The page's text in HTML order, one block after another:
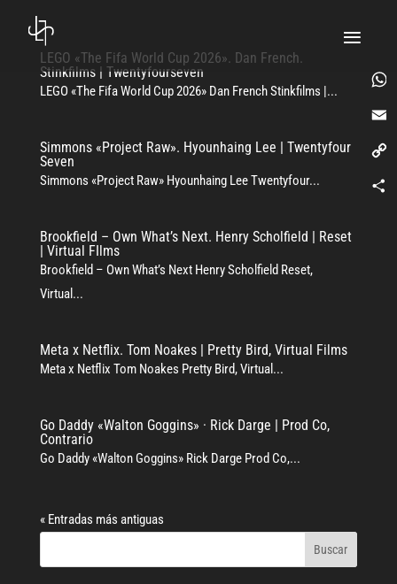
LEGO «The Fifa World Cup 2026». Dan French.
Stinkfilms | Twentyfourseven
LEGO «The Fifa World Cup 2026» Dan French Stinkfilms |...
Simmons «Project Raw». Hyounhaing Lee | Twentyfour
Seven
Simmons «Project Raw» Hyounhaing Lee Twentyfour...
Brookfield – Own What’s Next. Henry Scholfield | Reset
| Virtual FIlms
Brookfield – Own What’s Next Henry Scholfield Reset,
Virtual...
Meta x Netflix. Tom Noakes | Pretty Bird, Virtual Films
Meta x Netflix Tom Noakes Pretty Bird, Virtual...
Go Daddy «Walton Goggins» · Rick Darge | Prod Co,
Contrario
Go Daddy «Walton Goggins» Rick Darge Prod Co,...
« Entradas más antiguas
Email
Copy